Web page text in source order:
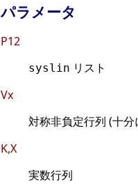
パラメータ
P12
syslin リスト
Vx
対称非負定行列 (十
K,X
実数行列